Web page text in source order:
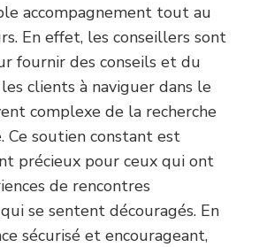
accompagnement tout au
En effet, les conseillers sont
fournir des conseils et du
clients à naviguer dans le
complexe de la recherche
Ce soutien constant est
précieux pour ceux qui ont
de rencontres
se sentent découragés. En
sécurisé et encourageant,